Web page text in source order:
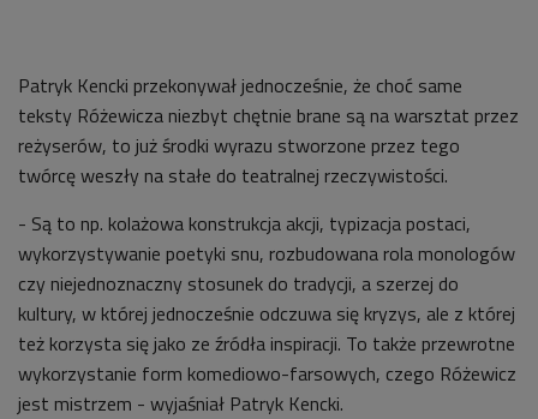
Patryk Kencki przekonywał jednocześnie, że choć same
teksty Różewicza niezbyt chętnie brane są na warsztat przez
reżyserów, to już środki wyrazu stworzone przez tego
twórcę weszły na stałe do teatralnej rzeczywistości.
- Są to np. kolażowa konstrukcja akcji, typizacja postaci,
wykorzystywanie poetyki snu, rozbudowana rola monologów
czy niejednoznaczny stosunek do tradycji, a szerzej do
kultury, w której jednocześnie odczuwa się kryzys, ale z której
też korzysta się jako ze źródła inspiracji. To także przewrotne
wykorzystanie form komediowo-farsowych, czego Różewicz
jest mistrzem - wyjaśniał Patryk Kencki.